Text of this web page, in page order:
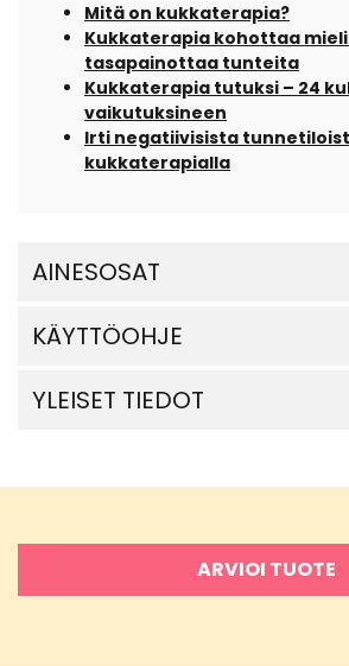
Mitä on kukkaterapia?
Kukkaterapia kohottaa
tasapainottaa tunteita
Kukkaterapia tutuksi – 24
vaikutuksineen
Irti negatiivisista
kukkaterapialla
AINESOSAT
KÄYTTÖOHJE
YLEISET TIEDOT
ARVIOI TUOTE